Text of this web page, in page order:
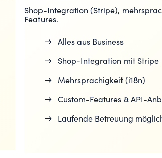
Shop-Integration (Stripe),
Features.
→ Alles aus Business
→ Shop-Integration mit Stripe
→ Mehrsprachigkeit (i18n)
→ Custom-Features & API-
→ Laufende Betreuung